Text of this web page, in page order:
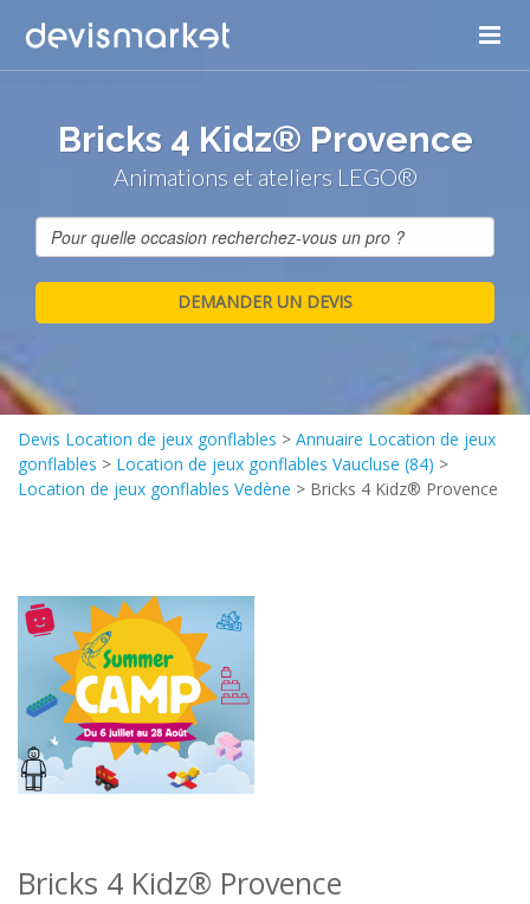
Bricks 4 Kidz® Provence
Animations et ateliers LEGO®
Devis Location de jeux gonflables > Annuaire Location de jeux
gonflables > Location de jeux gonflables Vaucluse (84) >
Location de jeux gonflables Vedène > Bricks 4 Kidz® Provence
Bricks 4 Kidz® Provence